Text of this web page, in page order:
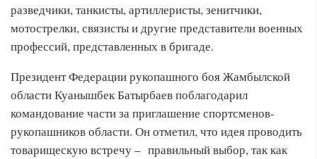
разведчики, танкисты, артиллеристы, зенитчики,
мотострелки, связисты и другие представители военных
профессий, представленных в бригаде.
Президент Федерации рукопашного боя Жамбылской
области Куанышбек Батырбаев поблагодарил
командование части за приглашение спортсменов-
рукопашников области. Он отметил, что идея проводить
товарищескую встречу – правильный выбор, так как